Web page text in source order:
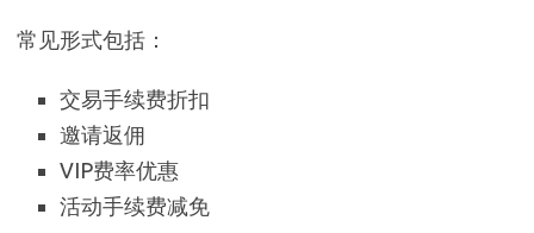
常见形式包括：
交易手续费折扣
邀请返佣
VIP费率优惠
活动手续费减免